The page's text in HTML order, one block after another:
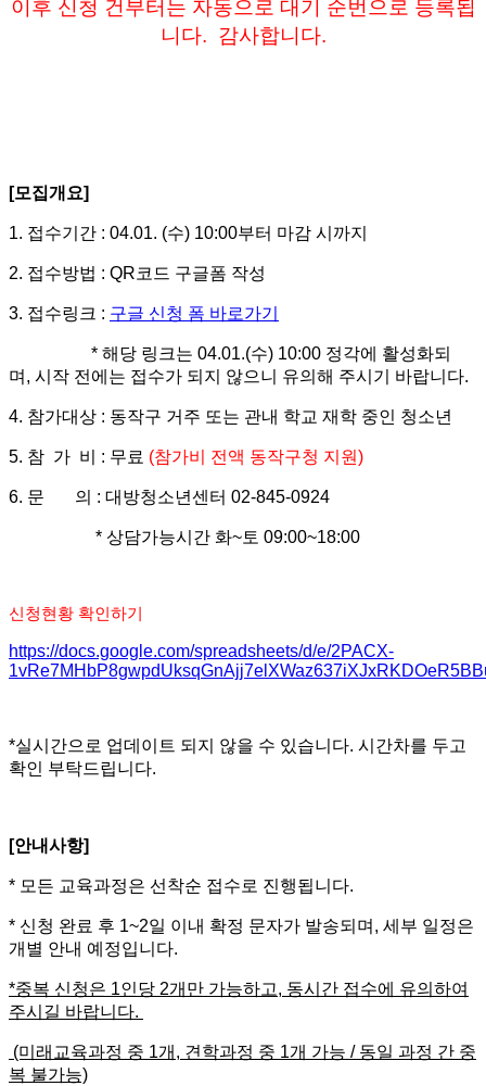
이후 신청 건부터는 자동으로 대기 순번으로 등록됩
니다. 감사합니다.
[모집개요]
1. 접수기간 : 04.01. (수) 10:00부터 마감 시까지
2. 접수방법 : QR코드 구글폼 작성
3. 접수링크 : 구글 신청 폼 바로가기
* 해당 링크는 04.01.(수) 10:00 정각에 활성화되
며 , 시작 전에는 접수가 되지 않으니 유의해 주시기 바랍니다.
4. 참가대상 : 동작구 거주 또는 관내 학교 재학 중인 청소년
5. 참 가 비 : 무료 (참가비 전액 동작구청 지원)
6. 문 의 : 대방청소년센터 02-845-0924
* 상담가능시간 화~토 09:00~18:00
신청현황 확인하기
https://docs.google.com/spreadsheets/d/e/2PACX-
*실시간으로 업데이트 되지 않을 수 있습니다. 시간차를 두고
확인 부탁드립니다.
[안내사항]
* 모든 교육과정은 선착순 접수로 진행됩니다.
* 신청 완료 후 1~2일 이내 확정 문자가 발송되며 , 세부 일정은
개별 안내 예정입니다.
*중복 신청은 1인당 2개만 가능하고, 동시간 접수에 유의하여
주시길 바랍니다.
(미래교육과정 중 1개, 견학과정 중 1개 가능 / 동일 과정 간 중
복 불가능)